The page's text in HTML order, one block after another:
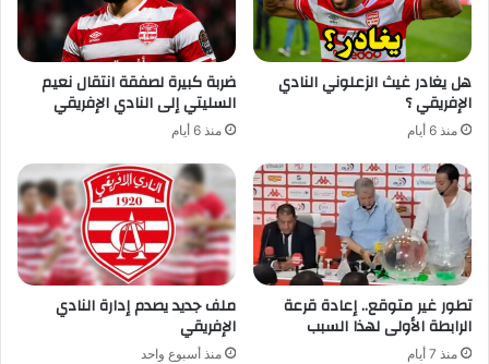
هل يغادر غيث الزعلوني النادي
الإفريقي ؟
منذ 6 أيام
ضربة كبيرة لصفقة انتقال نعيم
السليتي إلى النادي الإفريقي
منذ 6 أيام
تطور غير متوقع.. إعادة قرعة
الرابطة الأولى لهذا السبب
منذ 7 أيام
ملف جديد يصدم إدارة النادي
الإفريقي
منذ أسبوع واحد